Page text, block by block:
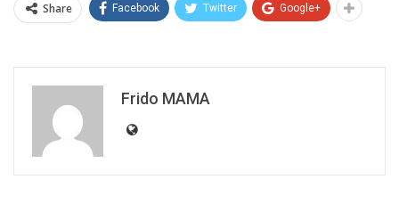
Share Facebook Twitter Google+
Frido MAMA